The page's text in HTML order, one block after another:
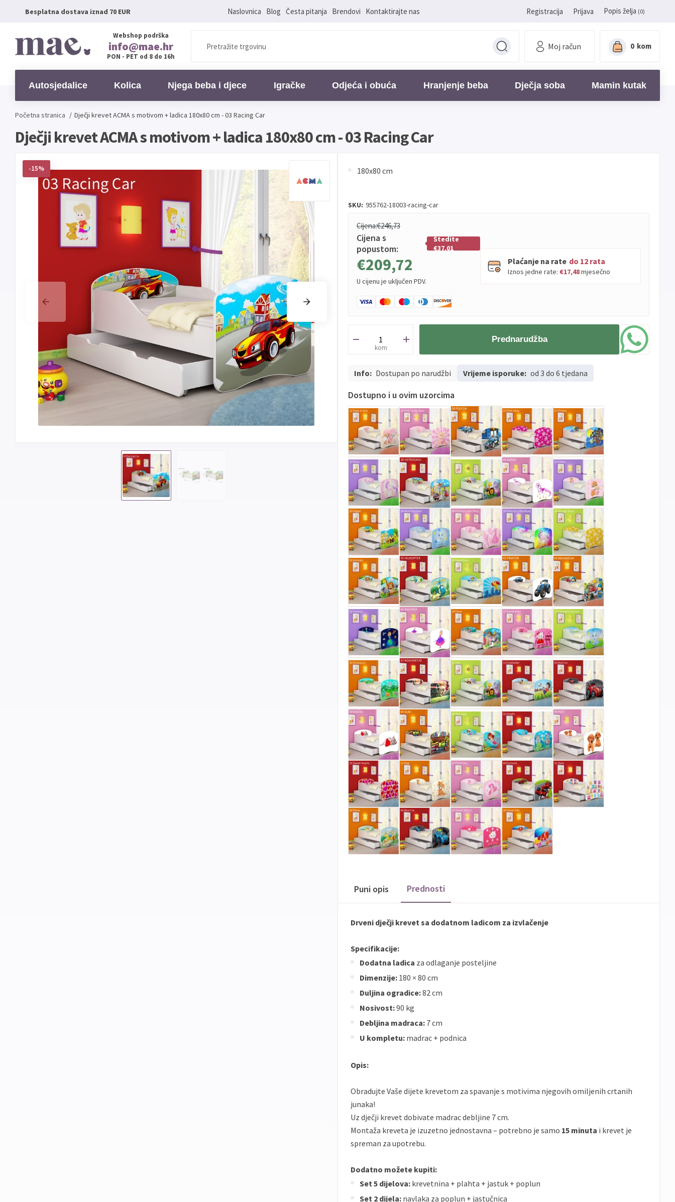
Besplatna dostava iznad 70 EUR Naslovnica Blog Česta pitanja Brendovi Kontaktirajte nas Registracija Prijava Popis želja (0)
Webshop podrška
info@mae.hr
PON - PET od 8 do 16h
Moj račun 0 kom
Autosjedalice Kolica Njega beba i djece Igračke Odjeća i obuća Hranjenje beba Dječja soba Mamin kutak
Početna stranica / Dječji krevet ACMA s motivom + ladica 180x80 cm - 03 Racing Car
Dječji krevet ACMA s motivom + ladica 180x80 cm - 03 Racing Car
-15% 180x80 cm
SKU: 955762-18003-racing-car
Cijena:€246,73
Cijena s
popustom:
€209,72
Štedite
€37,01
U cijenu je uključen PDV.
Plaćanje na rate do 12 rata
Iznos jedne rate: €17,48mjesečno
PBZ do12rata
Erste Diners
rata
Erste
Master
Sve
banke
Visa Jednokratno
Sve
banke
Master Jednokratno
Sve
banke
Maestro Jednokratno
ECC Discover Jednokratno
kom
Prednarudžba
Info: Dostupan po narudžbi Vrijeme isporuke: od 3 do 6 tjedana
Dostupno i u ovim uzorcima
Puni opis Prednosti
Drveni dječji krevet sa dodatnom ladicom za izvlačenje
Specifikacije:
Dodatna ladica za odlaganje posteljine
Dimenzije: 180 × 80 cm
Duljina ogradice:82 cm
Nosivost:90 kg
Debljina madraca: 7 cm
U kompletu: madrac + podnica
Opis:
Obradujte Vaše dijete krevetom za spavanje s motivima njegovih omiljenih crtanih
junaka!
Uz dječji krevet dobivate madrac debljine 7 cm.
Montaža kreveta je izuzetno jednostavna – potrebno je samo 15 minuta i krevet je
spreman za upotrebu.
Dodatno možete kupiti:
Set 5 dijelova: krevetnina + plahta + jastuk + poplun
Set 2 dijela: navlaka za poplun + jastučnica